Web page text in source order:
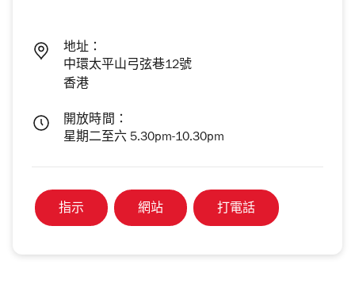
地址：
中環太平山弓弦巷12號
香港
開放時間：
星期二至六 5.30pm-10.30pm
指示 網站 打電話